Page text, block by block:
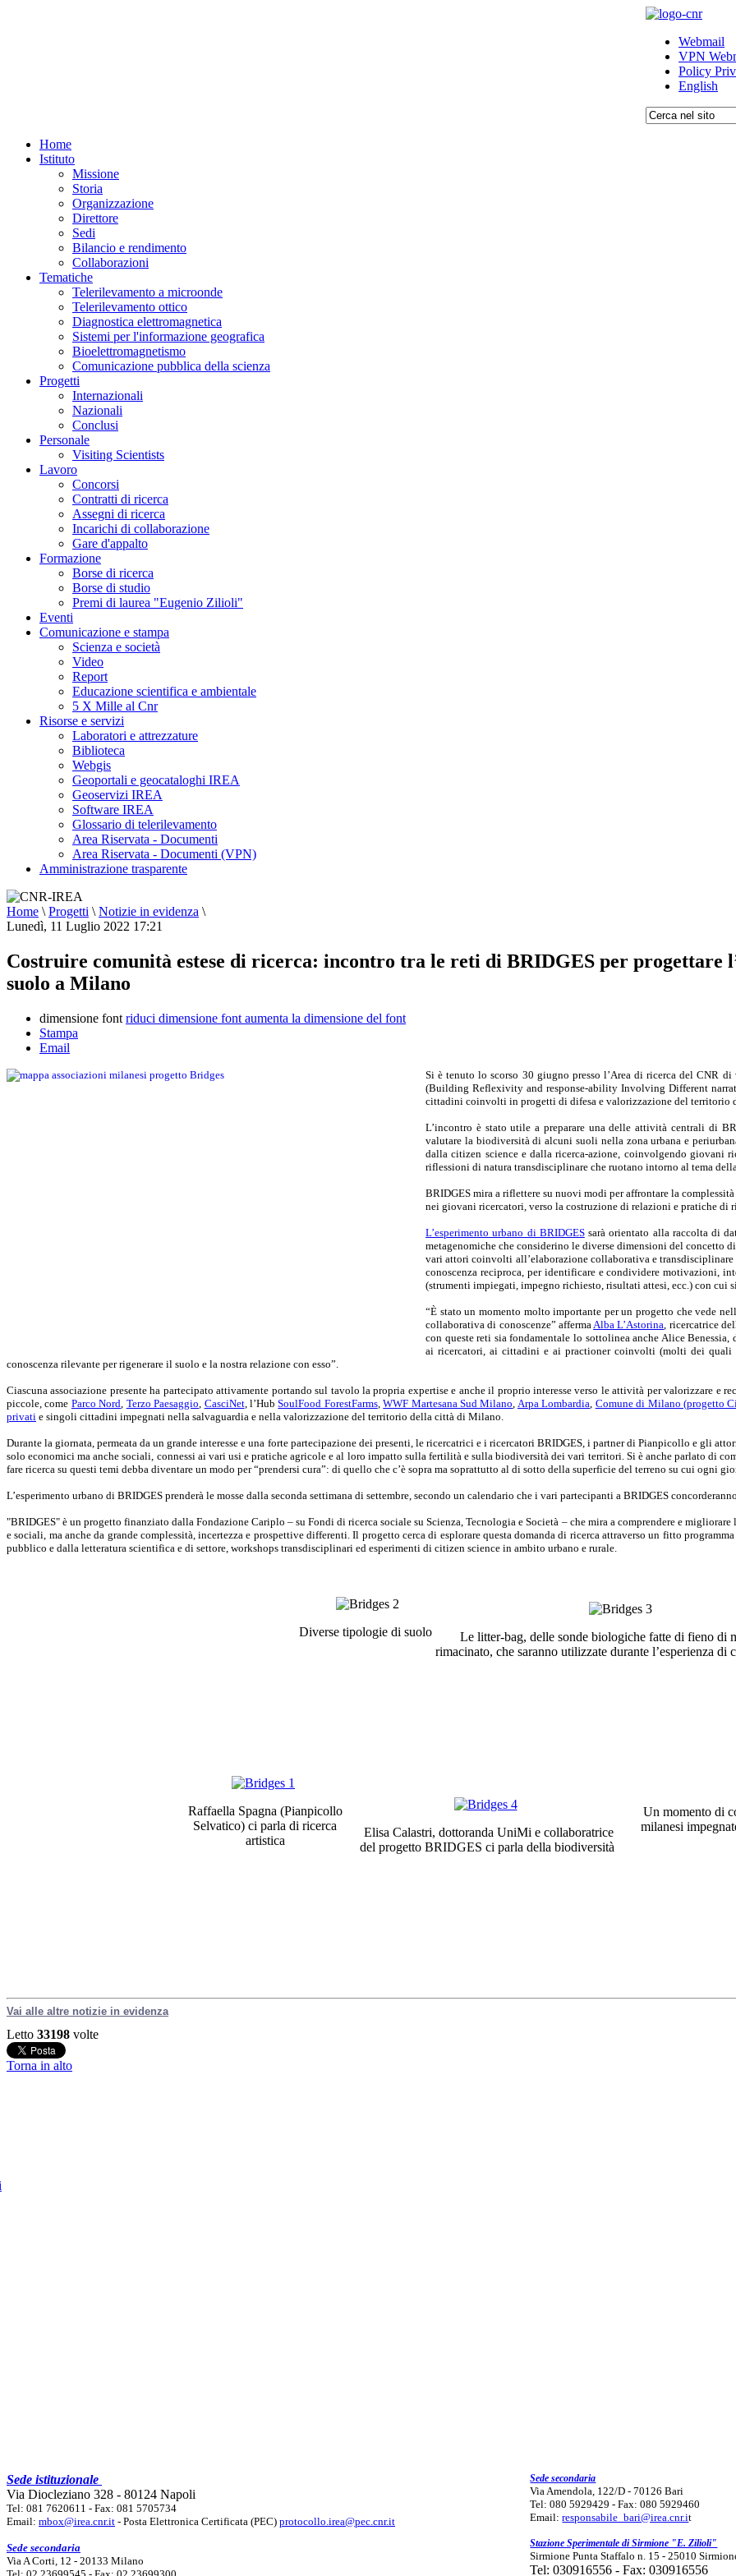
Webmail
VPN
Policy
English
Home
Istituto
Missione
Storia
Organizzazione
Direttore
Sedi
Bilancio e rendimento
Collaborazioni
Tematiche
Telerilevamento a microonde
Telerilevamento ottico
Diagnostica elettromagnetica
Sistemi per l'informazione geografica
Bioelettromagnetismo
Comunicazione pubblica della scienza
Progetti
Internazionali
Nazionali
Conclusi
Personale
Visiting Scientists
Lavoro
Concorsi
Contratti di ricerca
Assegni di ricerca
Incarichi di collaborazione
Gare d'appalto
Formazione
Borse di ricerca
Borse di studio
Premi di laurea "Eugenio Zilioli"
Eventi
Comunicazione e stampa
Scienza e società
Video
Report
Educazione scientifica e ambientale
5 X Mille al Cnr
Risorse e servizi
Laboratori e attrezzature
Biblioteca
Webgis
Geoportali e geocataloghi IREA
Geoservizi IREA
Software IREA
Glossario di telerilevamento
Area Riservata - Documenti
Area Riservata - Documenti (VPN)
Amministrazione trasparente
Home \ Progetti \ Notizie in evidenza \
Lunedì, 11 Luglio 2022 17:21
Costruire comunità estese di ricerca: incontro tra le reti di BRIDGES per progettare
suolo a Milano
dimensione font riduci dimensione font aumenta la dimensione del font
Stampa
Email
Si è tenuto lo scorso 30 giugno presso l’Area di ricerca del CNR
(Building Reflexivity and response-ability Involving Different
cittadini coinvolti in progetti di difesa e valorizzazione del territorio
L’incontro è stato utile a preparare una delle attività centrali di
valutare la biodiversità di alcuni suoli nella zona urbana e
dalla citizen science e dalla ricerca-azione, coinvolgendo giovani
riflessioni di natura transdisciplinare che ruotano intorno al tema
BRIDGES mira a riflettere su nuovi modi per affrontare la
nei giovani ricercatori, verso la costruzione di relazioni e pratiche di
L’esperimento urbano di BRIDGESsarà orientato alla raccolta di
metagenomiche che considerino le diverse dimensioni del concetto
vari attori coinvolti all’elaborazione collaborativa e
conoscenza reciproca, per identificare e condividere motivazioni,
(strumenti impiegati, impegno richiesto, risultati attesi, ecc.) con cui
“È stato un momento molto importante per un progetto che vede
collaborativa di conoscenze” afferma Alba L’Astorina , ricercatrice
con queste reti sia fondamentale lo sottolinea anche Alice
ai ricercatori, ai cittadini e ai practioner coinvolti (molti dei
conoscenza rilevante per rigenerare il suolo e la nostra relazione con esso”.
Ciascuna associazione presente ha partecipato attivamente portando sul tavolo la propria expertise e anche il proprio interesse verso le attività per valorizzare e
piccole, come Parco Nord Terzo Paesaggio CasciNet, l’HubSoulFood ForestFarms,WWF Martesana Sud Milano Arpa Lombardia Comune di Milano (progetto
privati e singoli cittadini impegnati nella salvaguardia e nella valorizzazione del territorio della città di Milano.
Durante la giornata, permeata da un grande interesse e una forte partecipazione dei presenti, le ricercatrici e i ricercatori BRIDGES, i partner di Pianpicollo e gli
solo economici ma anche sociali, connessi ai vari usi e pratiche agricole e al loro impatto sulla fertilità e sulla biodiversità dei vari territori. Si è anche parlato di
fare ricerca su questi temi debba diventare un modo per “prendersi cura”: di quello che c’è sopra ma soprattutto al di sotto della superficie del terreno su cui ogni
L’esperimento urbano di BRIDGES prenderà le mosse dalla seconda settimana di settembre, secondo un calendario che i vari partecipanti a BRIDGES
"BRIDGES" è un progetto finanziato dalla Fondazione Cariplo – su Fondi di ricerca sociale su Scienza, Tecnologia e Società – che mira a comprendere e
e sociali, ma anche da grande complessità, incertezza e prospettive differenti. Il progetto cerca di esplorare questa domanda di ricerca attraverso un fitto
pubblico e dalla letteratura scientifica e di settore, workshops transdisciplinari ed esperimenti di citizen science in ambito urbano e rurale.
Diverse tipologie di suolo
Le litter-bag, delle sonde biologiche fatte di fieno di
rimacinato, che saranno utilizzate durante l’esperienza di
Raffaella Spagna (Pianpicollo
Selvatico) ci parla di ricerca
artistica
Elisa Calastri, dottoranda UniMi e collaboratrice
del progetto BRIDGES ci parla della biodiversità
Un momento di
milanesi
Vai alle altre notizie in evidenza
Letto 33198 volte
Torna in alto
Sede istituzionale
Via Diocleziano 328 - 80124 Napoli
Tel: 081 7620611 - Fax: 081 5705734
Email: mbox@irea.cnr.it - Posta Elettronica Certificata (PEC) protocollo.irea@pec.cnr.it
Sede secondaria
Via A Corti, 12 - 20133 Milano
Sede secondaria
Via Amendola, 122/D - 70126 Bari
Tel: 080 5929429 - Fax: 080 5929460
Email:responsabile_bari@irea.cnr.it
Stazione Sperimentale di Sirmione "E. Zilioli"
Sirmione Punta Staffalo n. 15 - 25010
Tel: 030916556 - Fax: 030916556